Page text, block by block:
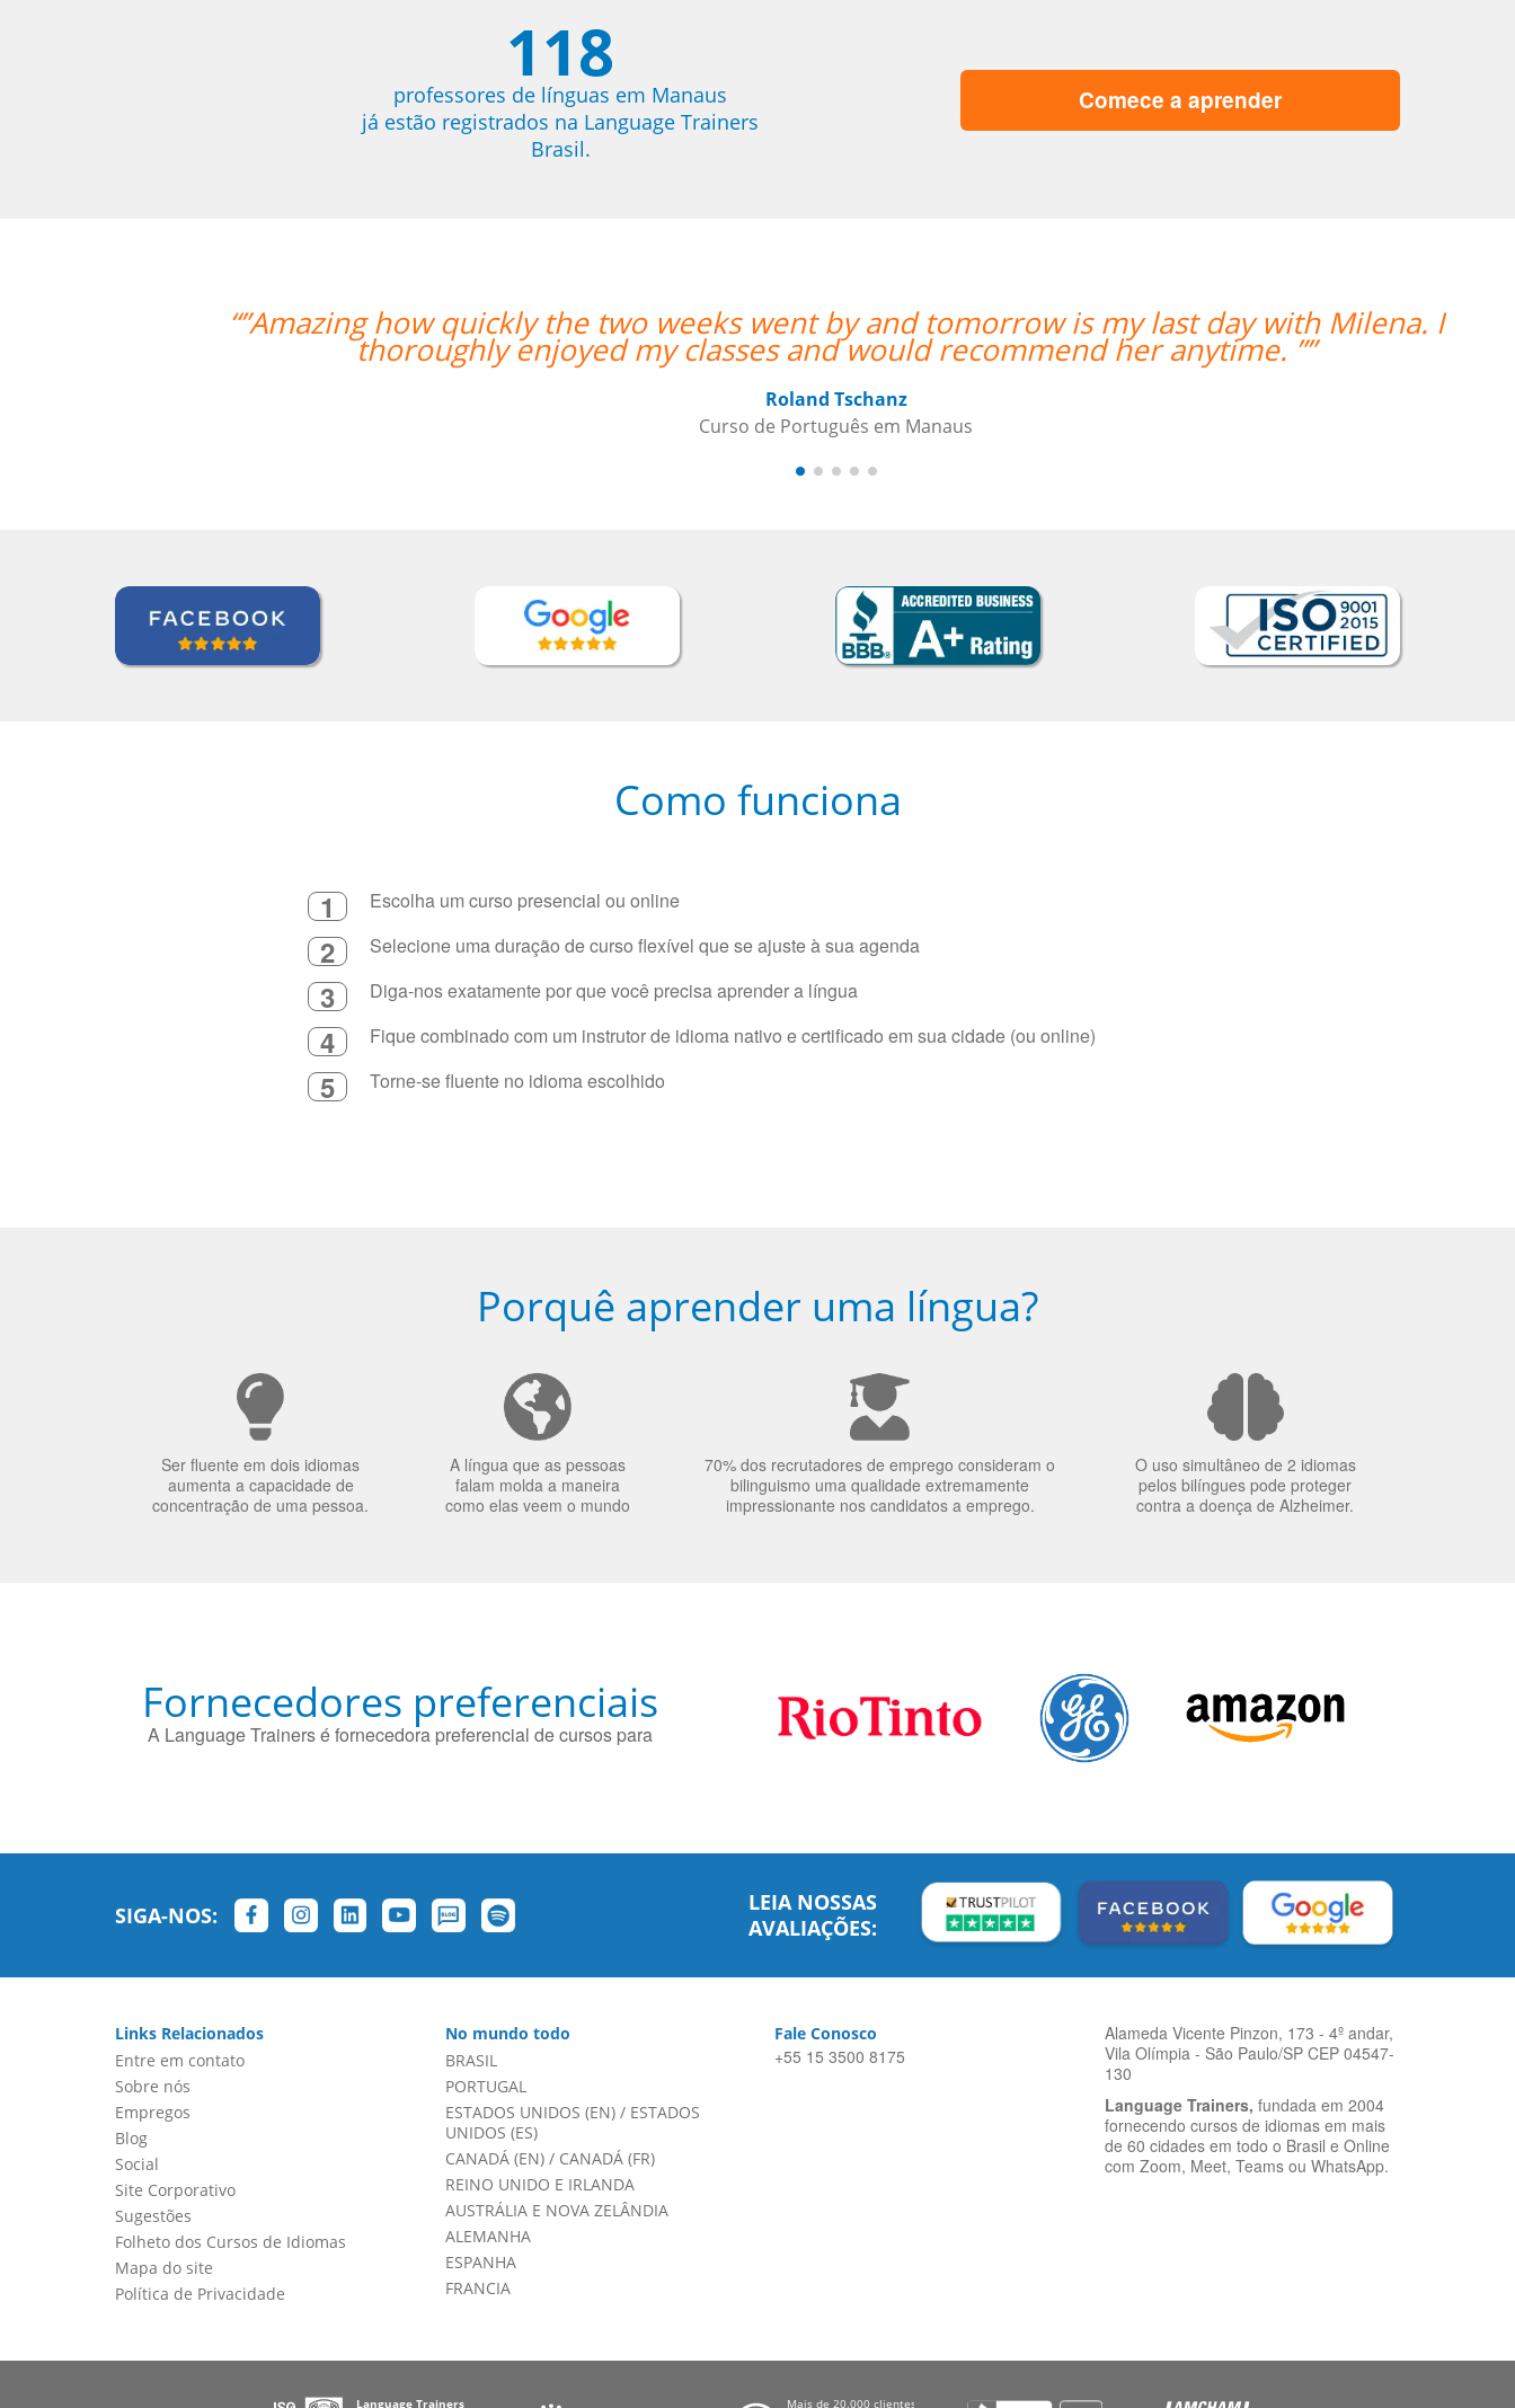
118
professores de línguas em Manaus
já estão registrados na Language Trainers
Brasil.
Comece a aprender
the two weeks went by and tomorrow is my last day with Milena. I
enjoyed my classes and would recommend her anytime. ””
“”I took 40 hours of Brazilian
teacher was a delight and
Como funciona
1 Escolha um curso presencial ou online
2 Selecione uma duração de curso flexível que se ajuste à sua agenda
3 Diga-nos exatamente por que você precisa aprender a língua
4 Fique combinado com um instrutor de idioma nativo e certificado em sua cidade (ou online)
5 Torne-se fluente no idioma escolhido
Porquê aprender uma língua?
Ser fluente em dois idiomas
aumenta a capacidade de
concentração de uma pessoa.
A língua que as pessoas
falam molda a maneira
como elas veem o mundo
70% dos recrutadores de emprego consideram o
bilinguismo uma qualidade extremamente
impressionante nos candidatos a emprego.
O uso simultâneo de 2 idiomas
pelos bilíngues pode proteger
contra a doença de Alzheimer.
Fornecedores preferenciais
A Language Trainers é fornecedora preferencial de cursos para
SIGA-NOS:
LEIA NOSSAS
AVALIAÇÕES:
Links Relacionados
Entre em contato
Sobre nós
Empregos
Blog
Social
Site Corporativo
Sugestões
Folheto dos Cursos de Idiomas
Mapa do site
Política de Privacidade
No mundo todo
BRASIL
PORTUGAL
ESTADOS UNIDOS (EN)/ ESTADOS
UNIDOS (ES)
CANADÁ (EN)/ CANADÁ (FR)
REINO UNIDO E IRLANDA
AUSTRÁLIA E NOVA ZELÂNDIA
ALEMANHA
ESPANHA
FRANCIA
Fale Conosco
+55 15 3500 8175
Alameda Vicente Pinzon, 173 - 4º andar,
Vila Olímpia - São Paulo/SP CEP 04547-
130
Language Trainers, fundada em 2004
fornecendo cursos de idiomas em mais
de 60 cidades em todo o Brasil e Online
com Zoom, Meet, Teams ou WhatsApp.